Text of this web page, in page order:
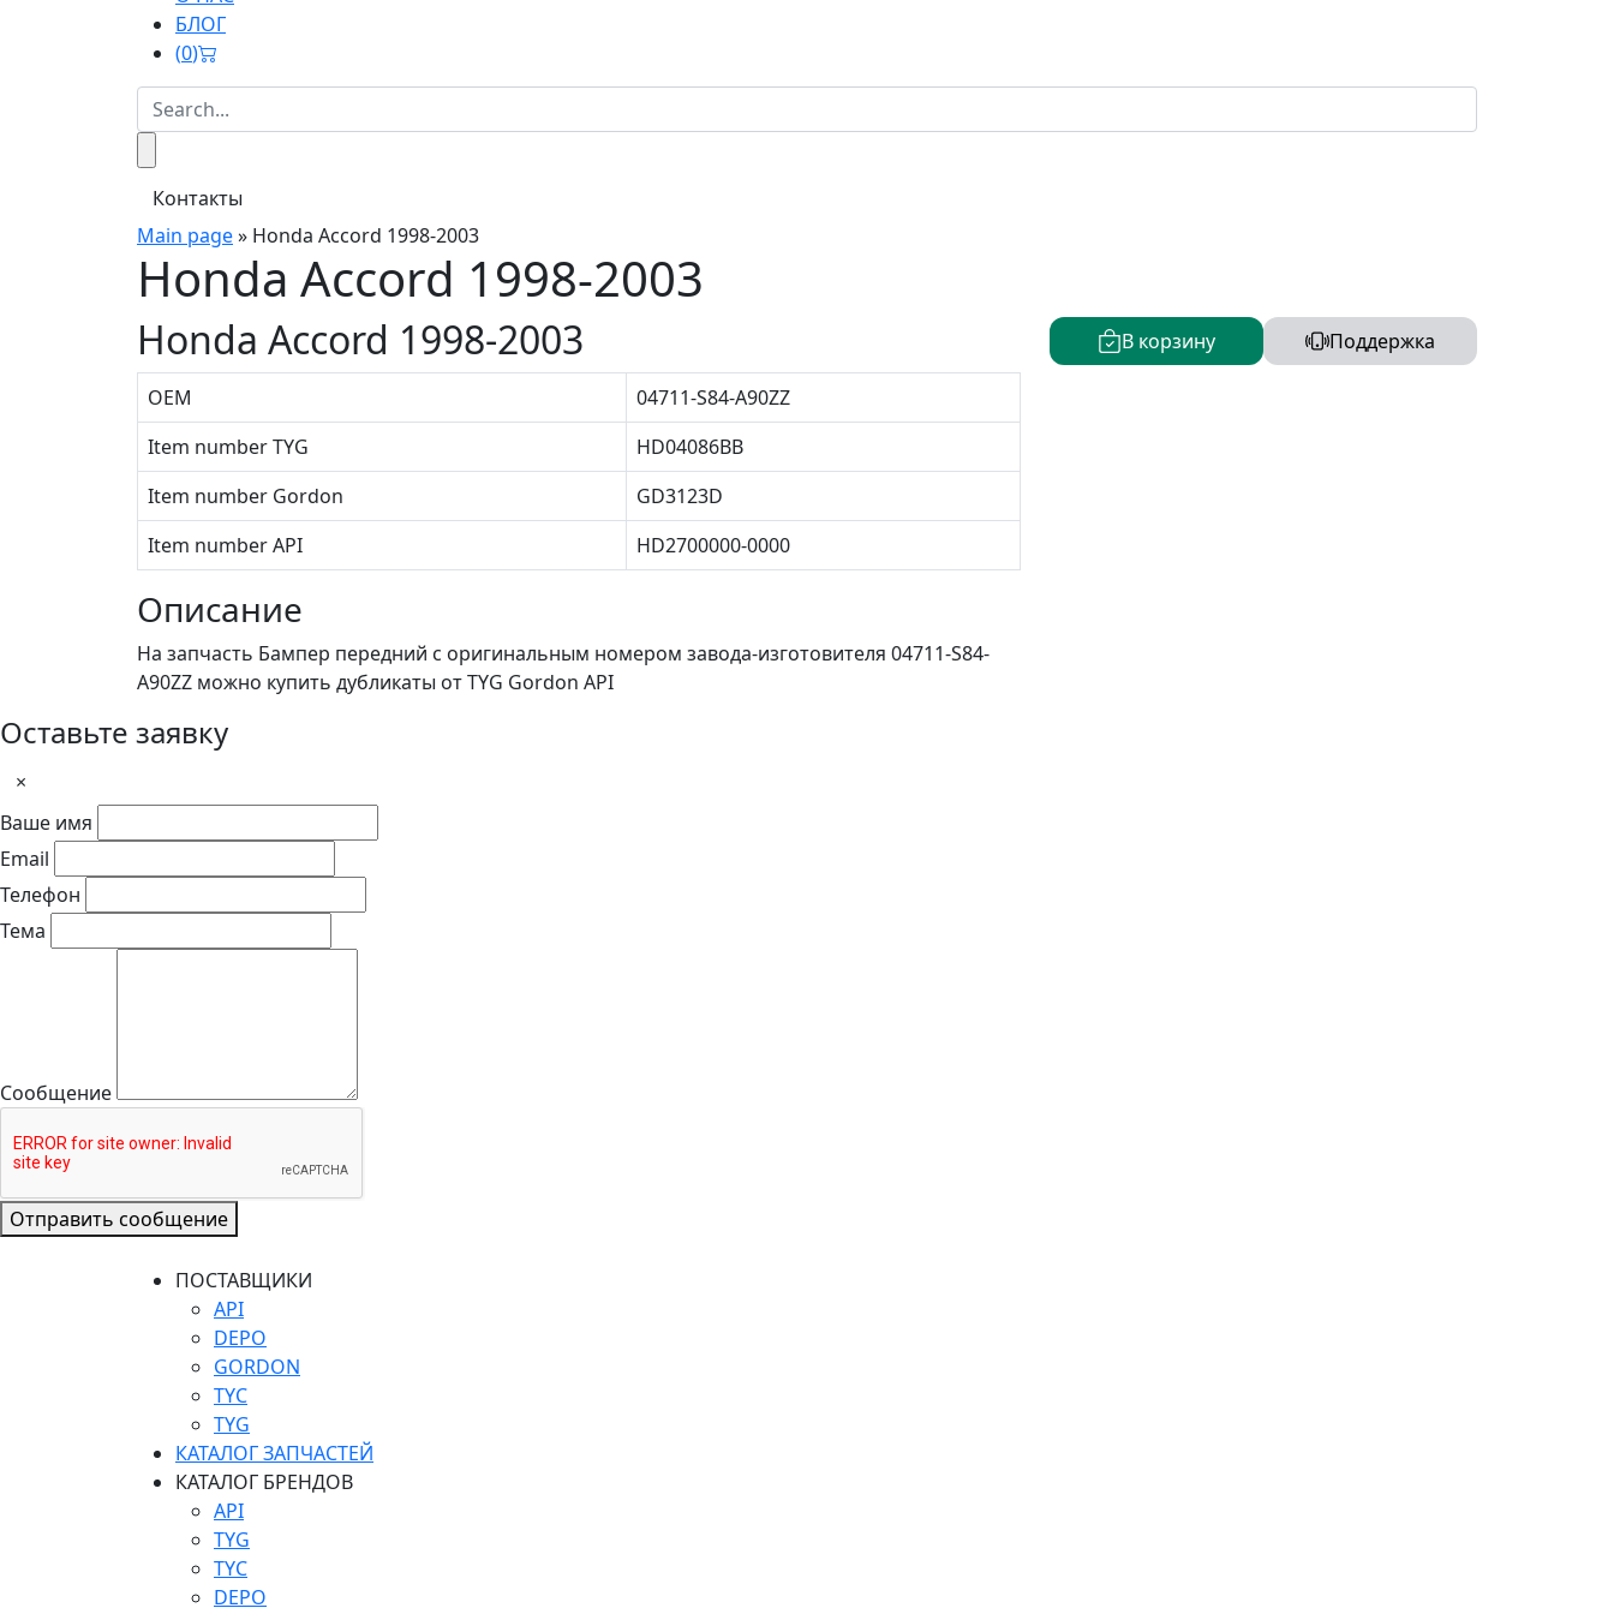
БЛОГ
(0)
Контакты
Main page» Honda Accord 1998-2003
Honda Accord 1998-2003
В корзину Поддержка
Honda Accord 1998-2003
OEM
04711-S84-A90ZZ
Item number TYG
HD04086BB
Item number Gordon
GD3123D
Item number API
HD2700000-0000
Описание
На запчасть Бампер передний с оригинальным номером завода-изготовителя 04711-S84-
A90ZZ можно купить дубликаты от TYG Gordon API
Оставьте заявку
×
Ваше имя
Email
Телефон
Тема
Сообщение
Отправить сообщение
ПОСТАВЩИКИ
API
DEPO
GORDON
TYC
TYG
КАТАЛОГ ЗАПЧАСТЕЙ
КАТАЛОГ БРЕНДОВ
API
TYG
TYC
DEPO